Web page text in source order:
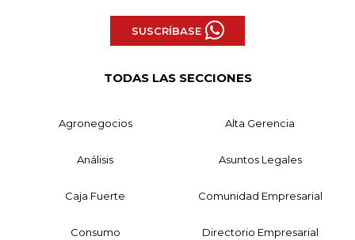
SUSCRÍBASE
TODAS LAS SECCIONES
Agronegocios Alta Gerencia
Análisis Asuntos Legales
Caja Fuerte Comunidad Empresarial
Consumo Directorio Empresarial